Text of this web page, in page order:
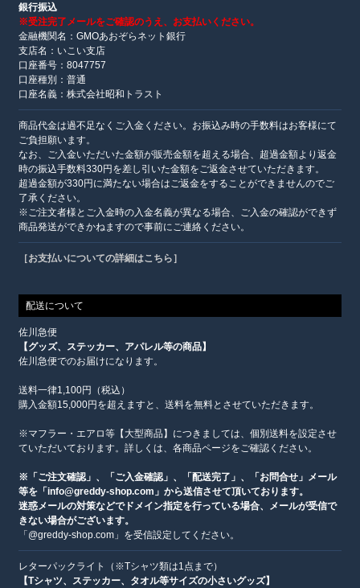
銀行振込
※受注完了メールをご確認のうえ、お支払いください。
金融機関名：GMOあおぞらネット銀行
支店名：いこい支店
口座番号：8047757
口座種別：普通
口座名義：株式会社昭和トラスト
商品代金は過不足なくご入金ください。お振込み時の手数料はお客様にて
ご負担願います。
なお、ご入金いただいた金額が販売金額を超える場合、超過金額より返金
時の振込手数料330円を差し引いた金額をご返金させていただきます。
超過金額が330円に満たない場合はご返金をすることができませんのでご
了承ください。
※ご注文者様とご入金時の入金名義が異なる場合、ご入金の確認ができず
商品発送ができかねますので事前にご連絡ください。
［お支払いについての詳細はこちら］
配送について
佐川急便
【グッズ、ステッカー、アパレル等の商品】
佐川急便でのお届けになります。
送料一律1,100円（税込）
購入金額15,000円を超えますと、送料を無料とさせていただきます。
※マフラー・エアロ等【大型商品】につきましては、個別送料を設定させ
ていただいております。詳しくは、各商品ページをご確認ください。
※「ご注文確認」、「ご入金確認」、「配送完了」、「お問合せ」メール
等を「info@greddy-shop.com」から送信させて頂いております。
迷惑メールの対策などでドメイン指定を行っている場合、メールが受信で
きない場合がございます。
「@greddy-shop.com」を受信設定してください。
レターパックライト（※Tシャツ類は1点まで）
【Tシャツ、ステッカー、タオル等サイズの小さいグッズ】